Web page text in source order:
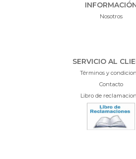
Nosotros
SERVICIO AL
Términos y
Contacto
Libro de